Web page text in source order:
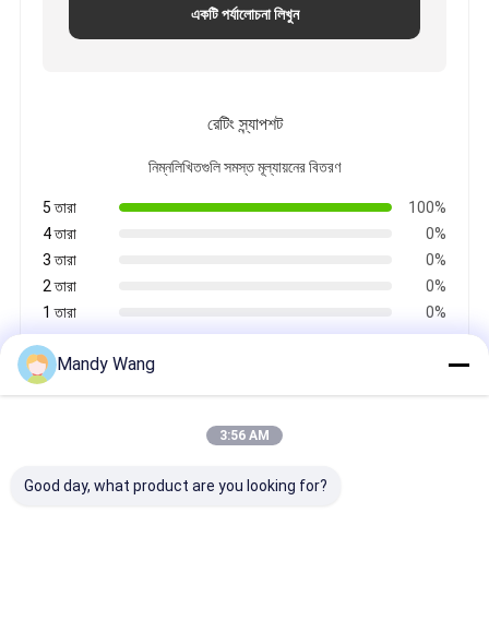
একটি পর্যালোচনা লিখুন
রেটিং স্ন্যাপশট
নিম্নলিখিতগুলি সমস্ত মূল্যায়নের বিতরণ
5 তারা
100%
4 তারা
0%
3 তারা
0%
2 তারা
0%
1 তারা
0%
সমস্ত পর্যালোচনা
সহায়ক (61)
Mandy Wang
3:56 AM
Good day, what product are you looking for?